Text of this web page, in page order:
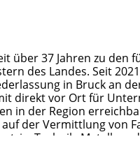
über 37 Jahren zu den
des Landes. Seit
in Bruck an
direkt vor Ort für
in der Region
der Vermittlung von
Technik, Metall- und